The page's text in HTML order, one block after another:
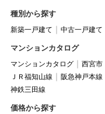
種別から探す
新築一戸建て 中古一戸建て
マンションカタログ
マンションカタログ 西宮市
ＪＲ福知山線
阪急神戸本線
神鉄三田線
価格から探す